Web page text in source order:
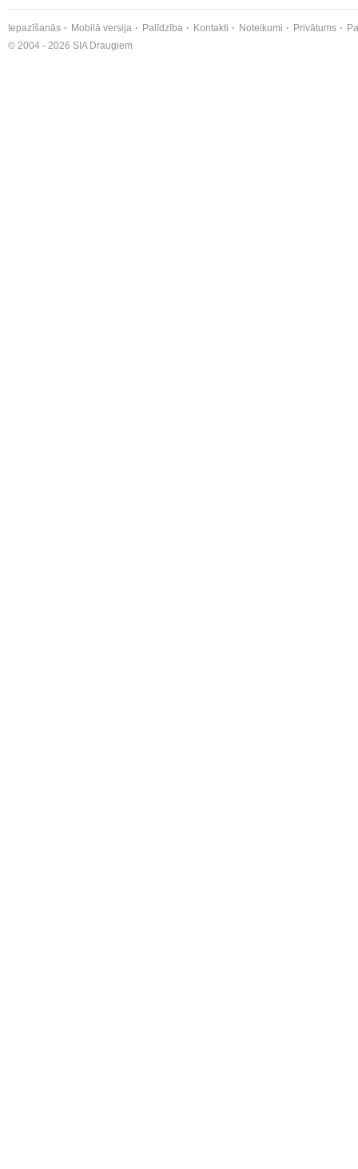
Iepazīšanās Mobilā versija Palīdzība Kontakti Noteikumi Privātums
© 2004 - 2026 SIA Draugiem